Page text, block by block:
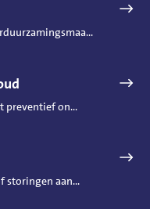
preventief on...
storingen aan...